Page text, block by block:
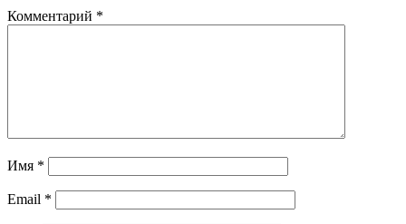
Комментарий *
Имя *
Email *